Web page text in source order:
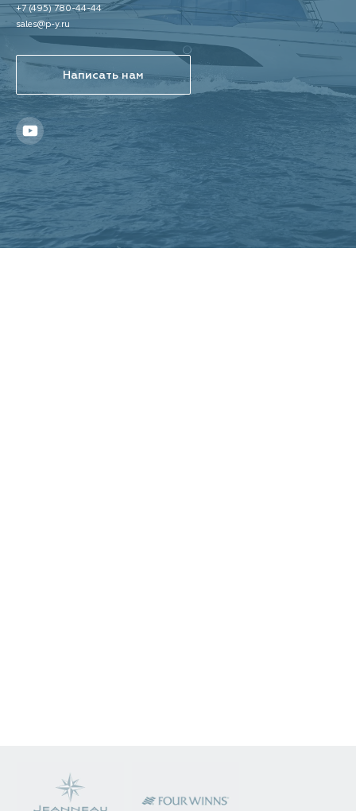
+7 (495) 780-44-44
sales@p-y.ru
Написать нам